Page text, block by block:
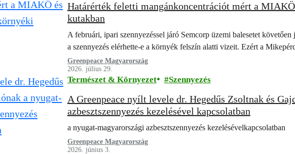
Határérték feletti mangánkoncentrációt mért a MIAKÖ
kutakban
A februári, ipari szennyezéssel járó Semcorp üzemi balesetet
a szennyezés elérhette-e a környék felszín alatti vizeit. Ezért a
Greenpeace Magyarország
2026. július 29.
Természet & Környezet Szennyezés
A Greenpeace nyílt levele dr. Hegedűs Zsoltnak és
azbesztszennyezés kezelésével kapcsolatban
a nyugat-magyarországi azbesztszennyezés kezelésévelkapcsolatban
Greenpeace Magyarország
2026. június 3.